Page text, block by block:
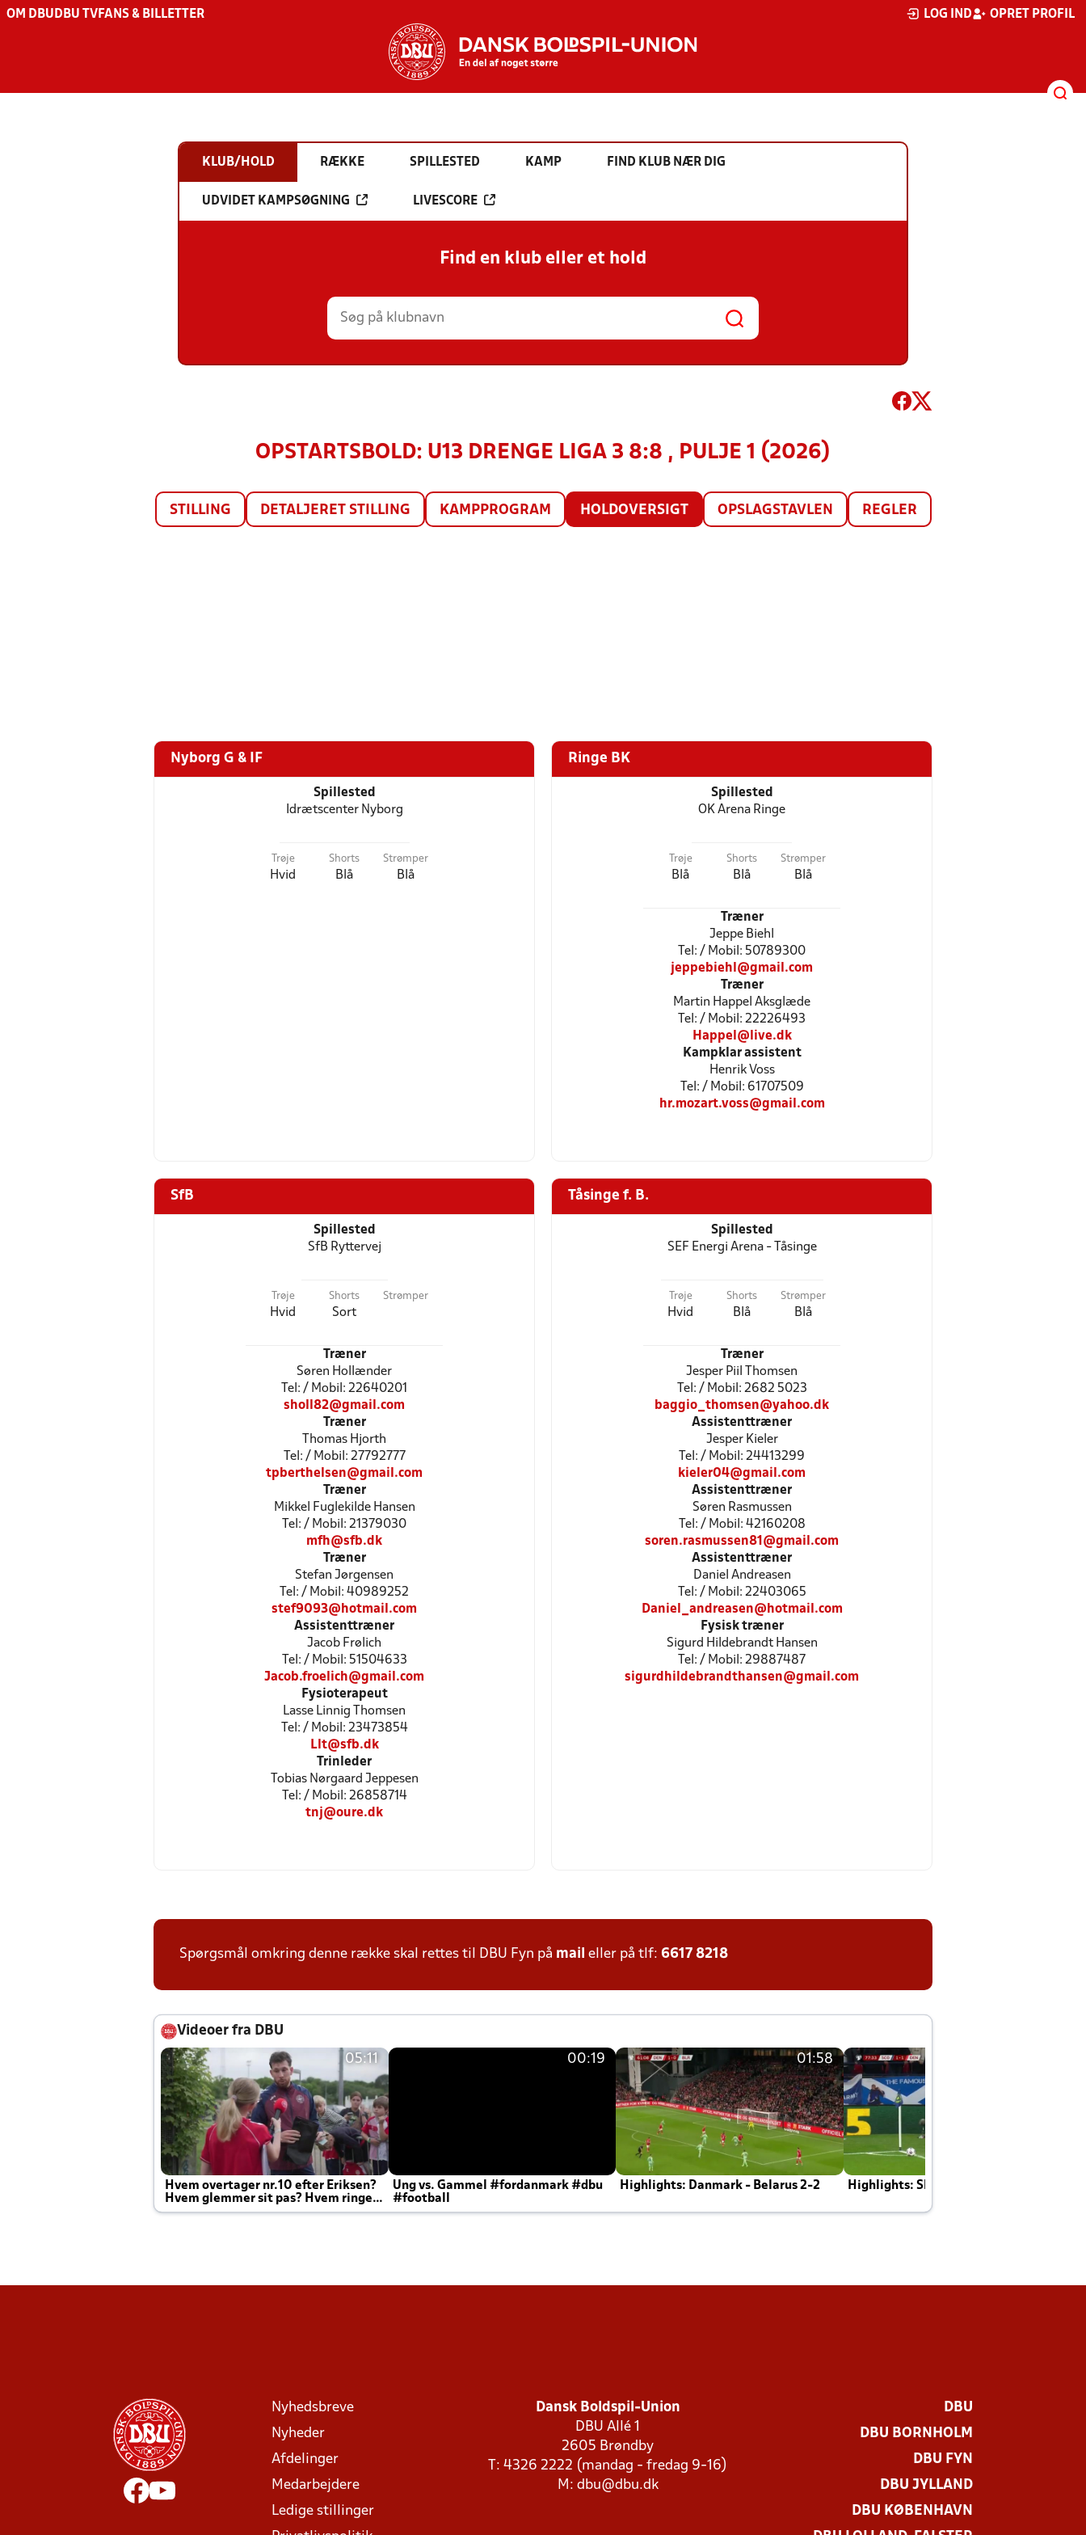
OM DBU DBU TV FANS & BILLETTER LOG IND OPRET PROFIL
KLUB/HOLD RÆKKE SPILLESTED KAMP FIND KLUB NÆR DIG
UDVIDET KAMPSØGNING LIVESCORE
Find en klub eller et hold
OPSTARTSBOLD: U13 DRENGE LIGA 3 8:8 , PULJE 1 (2026)
STILLING DETALJERET STILLING KAMPPROGRAM HOLDOVERSIGT OPSLAGSTAVLEN REGLER
Nyborg G & IF
Spillested
Idrætscenter Nyborg
Trøje
Hvid
Shorts
Blå
Strømper
Blå
Ringe BK
Spillested
OK Arena Ringe
Trøje
Blå
Shorts
Blå
Strømper
Blå
Træner
Jeppe Biehl
Tel: / Mobil: 50789300
jeppebiehl@gmail.com
Træner
Martin Happel Aksglæde
Tel: / Mobil: 22226493
Happel@live.dk
Kampklar assistent
Henrik Voss
Tel: / Mobil: 61707509
hr.mozart.voss@gmail.com
SfB
Spillested
SfB Ryttervej
Trøje
Hvid
Shorts
Sort
Strømper
Træner
Søren Hollænder
Tel: / Mobil: 22640201
sholl82@gmail.com
Træner
Thomas Hjorth
Tel: / Mobil: 27792777
tpberthelsen@gmail.com
Træner
Mikkel Fuglekilde Hansen
Tel: / Mobil: 21379030
mfh@sfb.dk
Træner
Stefan Jørgensen
Tel: / Mobil: 40989252
stef9093@hotmail.com
Assistenttræner
Jacob Frølich
Tel: / Mobil: 51504633
Jacob.froelich@gmail.com
Fysioterapeut
Lasse Linnig Thomsen
Tel: / Mobil: 23473854
Llt@sfb.dk
Trinleder
Tobias Nørgaard Jeppesen
Tel: / Mobil: 26858714
tnj@oure.dk
Tåsinge f. B.
Spillested
SEF Energi Arena - Tåsinge
Trøje
Hvid
Shorts
Blå
Strømper
Blå
Træner
Jesper Piil Thomsen
Tel: / Mobil: 2682 5023
baggio_thomsen@yahoo.dk
Assistenttræner
Jesper Kieler
Tel: / Mobil: 24413299
kieler04@gmail.com
Assistenttræner
Søren Rasmussen
Tel: / Mobil: 42160208
soren.rasmussen81@gmail.com
Assistenttræner
Daniel Andreasen
Tel: / Mobil: 22403065
Daniel_andreasen@hotmail.com
Fysisk træner
Sigurd Hildebrandt Hansen
Tel: / Mobil: 29887487
sigurdhildebrandthansen@gmail.com
Spørgsmål omkring denne række skal rettes til DBU Fyn på mail eller på tlf: 6617 8218
Videoer fra DBU
05:11
Hvem overtager nr.10 efter Eriksen?
Hvem glemmer sit pas? Hvem ringer
Joachim altid til efter kampe?
00:19
Ung vs. Gammel #fordanmark #dbu
#football
01:58
Highlights: Danmark - Belarus 2-2 Highlights: Skotland - Danmark 4-2
Nyhedsbreve
Nyheder
Afdelinger
Medarbejdere
Ledige stillinger
Dansk Boldspil-Union
DBU Allé 1
2605 Brøndby
T: 4326 2222 (mandag - fredag 9-16)
M: dbu@dbu.dk
DBU
DBU BORNHOLM
DBU FYN
DBU JYLLAND
DBU KØBENHAVN